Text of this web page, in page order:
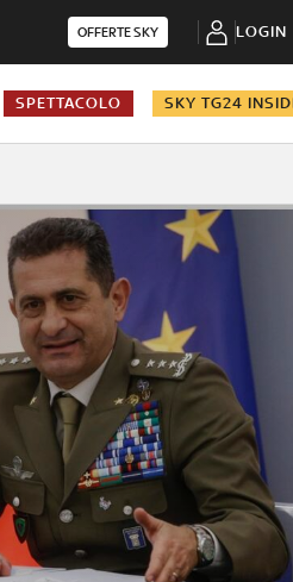
OFFERTE SKY LOGIN
SPETTACOLO SKY TG24